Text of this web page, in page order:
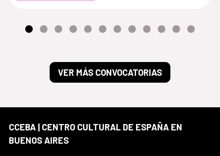
VER MÁS CONVOCATORIAS
CCEBA | CENTRO CULTURAL DE ESPAÑA EN
BUENOS AIRES